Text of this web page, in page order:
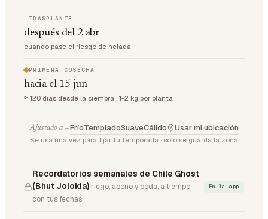
TRASPLANTE
después del 2 abr
cuando pase el riesgo de helada
PRIMERA COSECHA
hacia el 15 jun
≈ 120 días desde la siembra · 1-2 kg por planta
Ajustado a —FríoTempladoSuaveCálido Usar mi ubicación
Se usa una vez para fijar tu temporada · solo se guarda la zona
Recordatorios semanales de Chile Ghost
(Bhut Jolokia) riego, abono y poda, a tiempo
con tus fechas
En la app